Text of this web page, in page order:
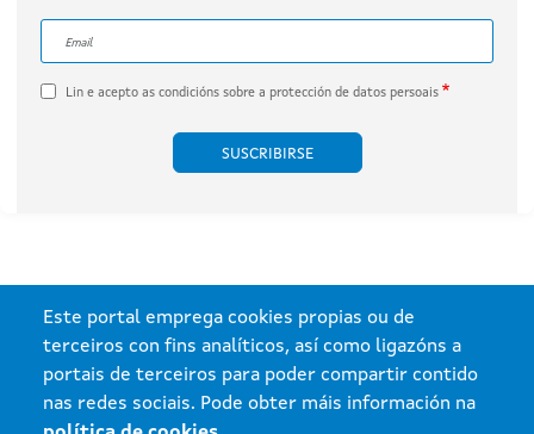
Este portal emprega cookies propias ou de
terceiros con fins analíticos, así como ligazóns a
portais de terceiros para poder compartir contido
nas redes sociais. Pode obter máis información na
Lin e acepto as condicións sobre a protección de datos persoais